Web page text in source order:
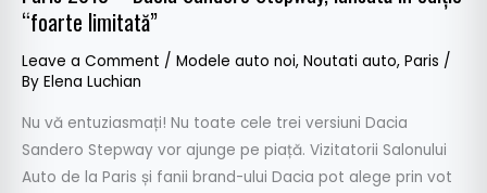
“foarte limitată”
Leave a Comment / Modele auto noi, Noutati auto, Paris /
By Elena Luchian
Nu vă entuziasmați! Nu toate cele trei versiuni Dacia
Sandero Stepway vor ajunge pe piață. Vizitatorii Salonului
Auto de la Paris și fanii brand-ului Dacia pot alege prin vot